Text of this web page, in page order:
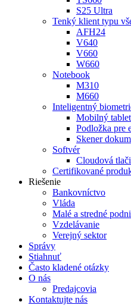
S25 Ultra
Tenký klient typu
AFH24
V640
V660
W660
Notebook
M310
M660
Inteligentný
Mobilný
Podložka pre
Skener
Softvér
Cloudová
Certifikované
Riešenie
Bankovníctvo
Vláda
Malé a stredné
Vzdelávanie
Verejný sektor
Správy
Stiahnuť
Často kladené otázky
O nás
Predajcovia
Kontaktujte nás